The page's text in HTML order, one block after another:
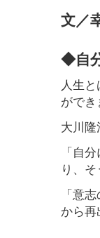
文／
◆自
人生
ができ
大川
「自
り、
「意
から